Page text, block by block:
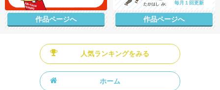
作品ページへ
毎月１回更新
作品ページへ
人気ランキングをみる
ホーム